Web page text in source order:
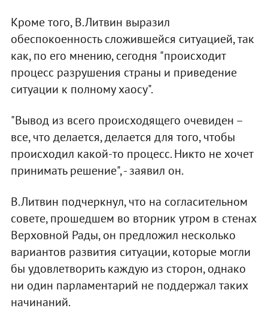
Кроме того, В.Литвин выразил
обеспокоенность сложившейся ситуацией, так
как, по его мнению, сегодня "происходит
процесс разрушения страны и приведение
ситуации к полному хаосу".
"Вывод из всего происходящего очевиден –
все, что делается, делается для того, чтобы
происходил какой-то процесс. Никто не хочет
принимать решение", - заявил он.
В.Литвин подчеркнул, что на согласительном
совете, прошедшем во вторник утром в стенах
Верховной Рады, он предложил несколько
вариантов развития ситуации, которые могли
бы удовлетворить каждую из сторон, однако
ни один парламентарий не поддержал таких
начинаний.